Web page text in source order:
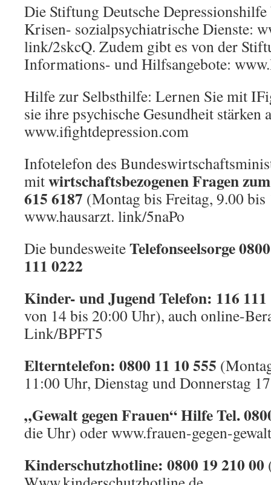
Die Stiftung Deutsche
Krisen- sozialpsychiatrische Dienste:
link/2skcQ. Zudem gibt es von der
Informations- und Hilfsangebote:
Hilfe zur Selbsthilfe: Lernen Sie mit
sie ihre psychische Gesundheit stärken
www.ifightdepression.com
Infotelefon des
mitwirtschaftsbezogenen Fragen
615 6187 (Montag bis Freitag, 9.00
www.hausarzt. link/5naPo
Die bundesweiteTelefonseelsorge
111 0222
Kinder- und Jugend Telefon: 116 111
von 14 bis 20:00 Uhr), auch online-
Link/BPFT5
Elterntelefon: 0800 11 10 555
11:00 Uhr, Dienstag und Donnerstag
„Gewalt gegen Frauen“ Hilfe Tel.
die Uhr) oder www.frauen-gegen-
Kinderschutzhotline: 0800 19 210 00